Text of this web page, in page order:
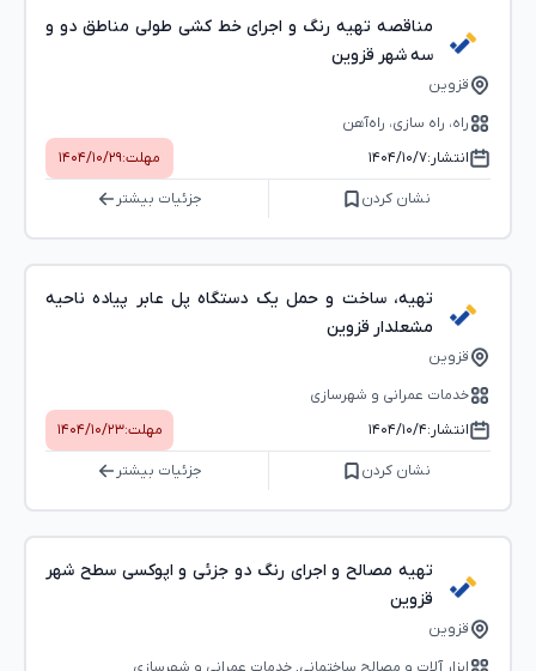
مناقصه تهیه رنگ و اجرای خط کشی طولی مناطق دو و
سه شهر قزوین
قزوین
راه، راه‌ سازی، راه‌آهن
انتشار:۱۴۰۴/۱۰/۷ مهلت:۱۴۰۴/۱۰/۲۹
نشان کردن جزئیات بیشتر
تهیه، ساخت و حمل یک دستگاه پل عابر پیاده ناحیه
مشعلدار قزوین
قزوین
خدمات عمرانی و شهرسازی
انتشار:۱۴۰۴/۱۰/۴ مهلت:۱۴۰۴/۱۰/۲۳
نشان کردن جزئیات بیشتر
تهیه مصالح و اجرای رنگ دو جزئی و اپوکسی سطح شهر
قزوین
قزوین